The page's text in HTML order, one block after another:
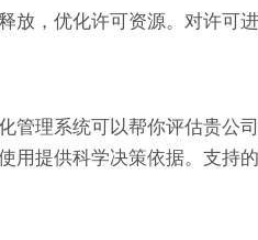
放，优化许可资源。对许可
管理系统可以帮你评估贵公
用提供科学决策依据。支持